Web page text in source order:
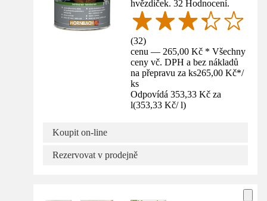
hvězdiček. 32 Hodnocení.
(32)
cenu — 265,00 Kč * Všechny
ceny vč. DPH a bez nákladů
na přepravu za ks265,00 Kč*/
ks
Odpovídá 353,33 Kč za
l(353,33 Kč/ l)
Koupit on-line
Rezervovat v prodejně